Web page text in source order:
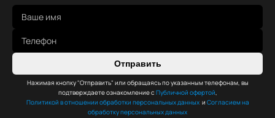
Отправить
Нажимая кнопку "Отправить" или обращаясь по указанным телефонам, вы
подтверждаете ознакомление с Публичной офертой,
Политикой в отношении обработки персональных данных и Согласием на
обработку персональных данных